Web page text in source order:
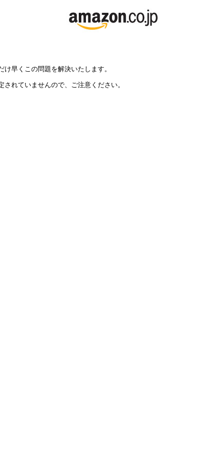
早くこの問題を解決いたします。
れていませんので、ご注意ください。